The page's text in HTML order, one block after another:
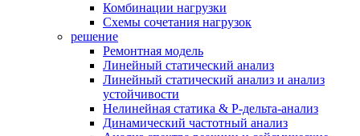
Комбинации нагрузки
Схемы сочетания нагрузок
решение
Ремонтная модель
Линейный статический анализ
Линейный статический анализ и анализ
устойчивости
Нелинейная статика & P-дельта-анализ
Динамический частотный анализ